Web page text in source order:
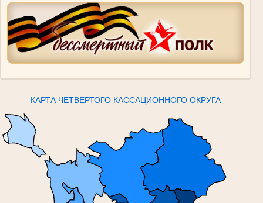
КАРТА ЧЕТВЕРТОГО КАССАЦИОННОГО ОКРУГА